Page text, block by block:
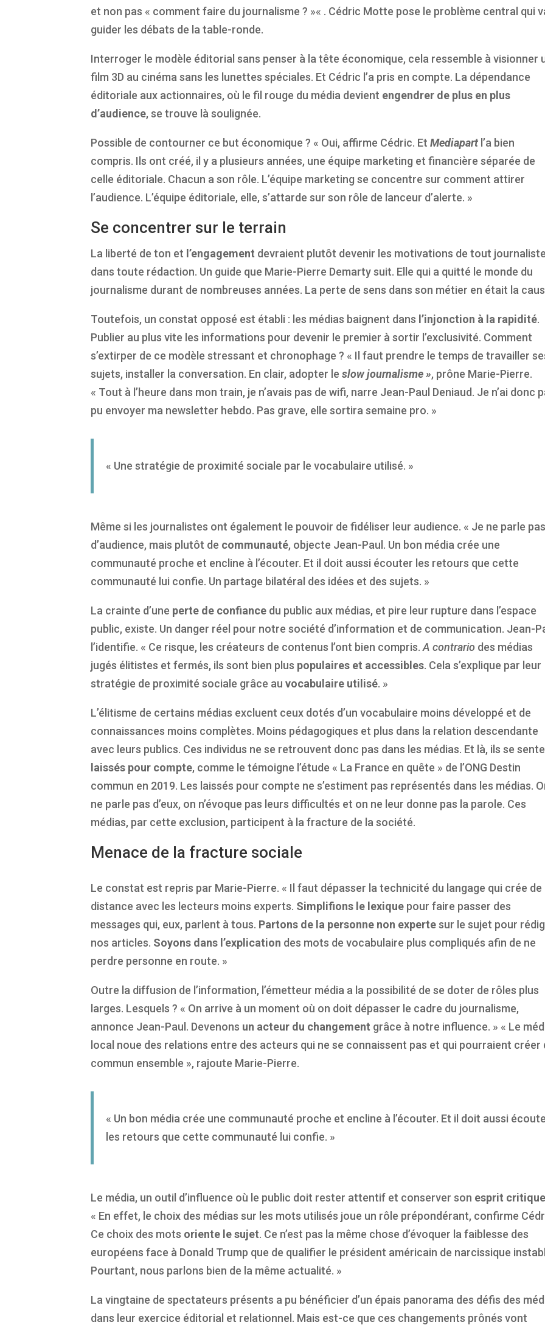
et non pas « comment faire du journalisme ? »« . Cédric Motte pose le problème central qui
guider les débats de la table-ronde.
Interroger le modèle éditorial sans penser à la tête économique, cela ressemble à visionner
film 3D au cinéma sans les lunettes spéciales. Et Cédric l’a pris en compte. La dépendance
éditoriale aux actionnaires, où le fil rouge du média devient engendrer de plus en plus
d’audience, se trouve là soulignée.
Possible de contourner ce but économique ? « Oui, affirme Cédric. EtMediapart l’a bien
compris. Ils ont créé, il y a plusieurs années, une équipe marketing et financière séparée de
celle éditoriale. Chacun a son rôle. L’équipe marketing se concentre sur comment attirer
l’audience. L’équipe éditoriale, elle, s’attarde sur son rôle de lanceur d’alerte. »
Se concentrer sur le terrain
La liberté de ton et l’engagement devraient plutôt devenir les motivations de tout journaliste
dans toute rédaction. Un guide que Marie-Pierre Demarty suit. Elle qui a quitté le monde du
journalisme durant de nombreuses années. La perte de sens dans son métier en était la
Toutefois, un constat opposé est établi : les médias baignent dans l’injonction à la rapidité.
Publier au plus vite les informations pour devenir le premier à sortir l’exclusivité. Comment
s’extirper de ce modèle stressant et chronophage ? « Il faut prendre le temps de travailler
sujets, installer la conversation. En clair, adopter leslow journalisme », prône Marie-Pierre.
« Tout à l’heure dans mon train, je n’avais pas de wifi, narre Jean-Paul Deniaud. Je n’ai donc
pu envoyer ma newsletter hebdo. Pas grave, elle sortira semaine pro. »
« Une stratégie de proximité sociale par le vocabulaire utilisé. »
Même si les journalistes ont également le pouvoir de fidéliser leur audience. « Je ne parle pas
d’audience, mais plutôt de communauté, objecte Jean-Paul. Un bon média crée une
communauté proche et encline à l’écouter. Et il doit aussi écouter les retours que cette
communauté lui confie. Un partage bilatéral des idées et des sujets. »
La crainte d’une perte de confiance du public aux médias, et pire leur rupture dans l’espace
public, existe. Un danger réel pour notre société d’information et de communication. Jean-
l’identifie. « Ce risque, les créateurs de contenus l’ont bien compris.A contrario des médias
jugés élitistes et fermés, ils sont bien plus populaires et accessibles. Cela s’explique par leur
stratégie de proximité sociale grâce auvocabulaire utilisé. »
L’élitisme de certains médias excluent ceux dotés d’un vocabulaire moins développé et de
connaissances moins complètes. Moins pédagogiques et plus dans la relation descendante
avec leurs publics. Ces individus ne se retrouvent donc pas dans les médias. Et là, ils se
laissés pour compte, comme le témoigne l’étude « La France en quête » de l’ONG Destin
commun en 2019. Les laissés pour compte ne s’estiment pas représentés dans les médias.
ne parle pas d’eux, on n’évoque pas leurs difficultés et on ne leur donne pas la parole. Ces
médias, par cette exclusion, participent à la fracture de la société.
Menace de la fracture sociale
Le constat est repris par Marie-Pierre. « Il faut dépasser la technicité du langage qui crée de
distance avec les lecteurs moins experts. Simplifions le lexique pour faire passer des
messages qui, eux, parlent à tous. Partons de la personne non expertesur le sujet pour
nos articles. Soyons dans l’explication des mots de vocabulaire plus compliqués afin de ne
perdre personne en route. »
Outre la diffusion de l’information, l’émetteur média a la possibilité de se doter de rôles plus
larges. Lesquels ? « On arrive à un moment où on doit dépasser le cadre du journalisme,
annonce Jean-Paul. Devenons un acteur du changement grâce à notre influence. » « Le
local noue des relations entre des acteurs qui ne se connaissent pas et qui pourraient créer
commun ensemble », rajoute Marie-Pierre.
« Un bon média crée une communauté proche et encline à l’écouter. Et il doit aussi
les retours que cette communauté lui confie. »
Le média, un outil d’influence où le public doit rester attentif et conserver son esprit critique
« En effet, le choix des médias sur les mots utilisés joue un rôle prépondérant, confirme
Ce choix des mots oriente le sujet. Ce n’est pas la même chose d’évoquer la faiblesse des
européens face à Donald Trump que de qualifier le président américain de narcissique
Pourtant, nous parlons bien de la même actualité. »
La vingtaine de spectateurs présents a pu bénéficier d’un épais panorama des défis des
dans leur exercice éditorial et relationnel. Mais est-ce que ces changements prônés vont